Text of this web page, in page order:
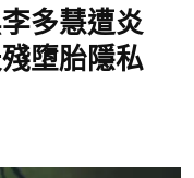
多慧遭炎
墮胎隱私